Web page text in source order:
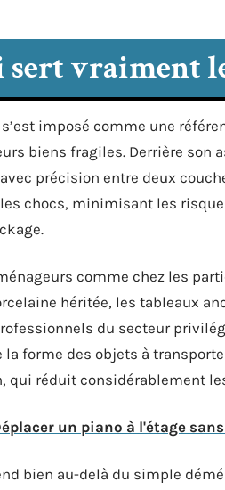
sert vraiment
s’est imposé comme une
biens fragiles. Derrière son
précision entre deux
chocs, minimisant les
comme chez les
héritée, les tableaux
du secteur
la forme des objets à
qui réduit considérablement
un piano à l'étage
bien au-delà du simple